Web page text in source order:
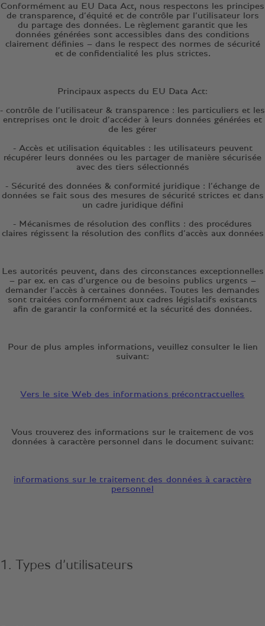
Conformément au EU Data Act, nous respectons les principes
de transparence, d’équité et de contrôle par l’utilisateur lors
du partage des données. Le règlement garantit que les
données générées sont accessibles dans des conditions
clairement définies – dans le respect des normes de sécurité
et de confidentialité les plus strictes.
Principaux aspects du EU Data Act:
- contrôle de l’utilisateur & transparence : les particuliers et les
entreprises ont le droit d’accéder à leurs données générées et
de les gérer
- Accès et utilisation équitables : les utilisateurs peuvent
récupérer leurs données ou les partager de manière sécurisée
avec des tiers sélectionnés
- Sécurité des données & conformité juridique : l’échange de
données se fait sous des mesures de sécurité strictes et dans
un cadre juridique défini
- Mécanismes de résolution des conflits : des procédures
claires régissent la résolution des conflits d’accès aux données
Les autorités peuvent, dans des circonstances exceptionnelles
– par ex. en cas d’urgence ou de besoins publics urgents –
demander l’accès à certaines données. Toutes les demandes
sont traitées conformément aux cadres législatifs existants
afin de garantir la conformité et la sécurité des données.
Pour de plus amples informations, veuillez consulter le lien
suivant:
Vers le site Web des informations précontractuelles
Vous trouverez des informations sur le traitement de vos
données à caractère personnel dans le document suivant:
informations sur le traitement des données à caractère
personnel
1. Types d’utilisateurs